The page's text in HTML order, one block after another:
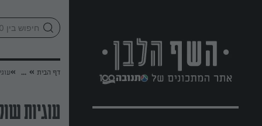
דף הבית »
...
»
עוגיות